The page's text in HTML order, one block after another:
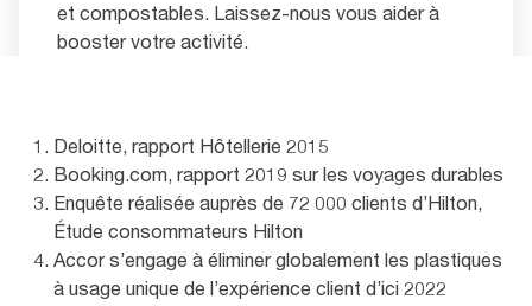
et compostables. Laissez-nous vous aider à
booster votre activité.
Deloitte, rapport Hôtellerie 2015
Booking.com, rapport 2019 sur les voyages durables
Enquête réalisée auprès de 72 000 clients d’Hilton,
Étude consommateurs Hilton
Accor s’engage à éliminer globalement les plastiques
à usage unique de l’expérience client d’ici 2022